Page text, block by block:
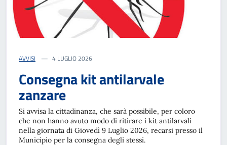
AVVISI 4 LUGLIO 2026
Consegna kit antilarvale
zanzare
Si avvisa la cittadinanza, che sarà possibile, per coloro
che non hanno avuto modo di ritirare i kit antilarvali
nella giornata di Giovedì 9 Luglio 2026, recarsi presso il
Municipio per la consegna degli stessi.